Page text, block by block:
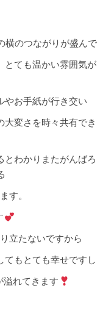
横のつながりが盛んで
とても温かい雰囲気が
やお手紙が行き交い
変さを時々共有でき
とわかりまたがんばろ
す。
立たないですから
てもとても幸せですし
溢れてきます